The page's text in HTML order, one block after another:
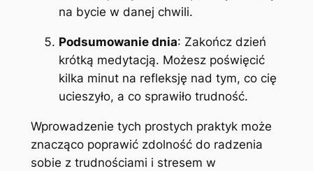
na bycie w danej chwili.
Podsumowanie dnia: Zakończ dzień
krótką medytacją. Możesz poświęcić
kilka minut na refleksję nad tym, co cię
ucieszyło, a co sprawiło trudność.
Wprowadzenie tych prostych praktyk może
znacząco poprawić zdolność do radzenia
sobie z trudnościami i stresem w